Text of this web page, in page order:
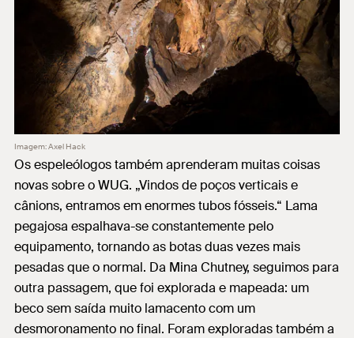
Imagem: Axel Hack
Os espeleólogos também aprenderam muitas coisas
novas sobre o WUG. „Vindos de poços verticais e
cânions, entramos em enormes tubos fósseis.“ Lama
pegajosa espalhava-se constantemente pelo
equipamento, tornando as botas duas vezes mais
pesadas que o normal. Da Mina Chutney, seguimos para
outra passagem, que foi explorada e mapeada: um
beco sem saída muito lamacento com um
desmoronamento no final. Foram exploradas também a